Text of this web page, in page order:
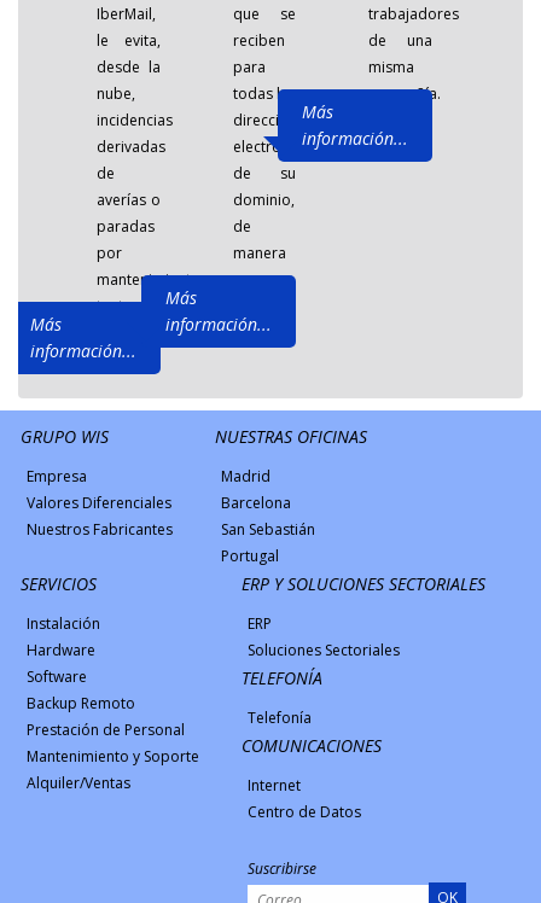
IberMail,
le evita,
desde la
nube,
incidencias
derivadas
de
averías o
paradas
por
mantenimiento
tanto...
Más
información...
que se
reciben
para
todas las
direcciones
electrónicas
de su
dominio,
de
manera
...
Más
información...
trabajadores
de una
misma
compañía.
Más
información...
GRUPO WIS
Empresa
Valores Diferenciales
Nuestros Fabricantes
NUESTRAS OFICINAS
Madrid
Barcelona
San Sebastián
Portugal
SERVICIOS
Instalación
Hardware
Software
Backup Remoto
Prestación de Personal
Mantenimiento y Soporte
Alquiler/Ventas
ERP Y SOLUCIONES SECTORIALES
ERP
Soluciones Sectoriales
TELEFONÍA
Telefonía
COMUNICACIONES
Internet
Centro de Datos
Suscribirse
OK